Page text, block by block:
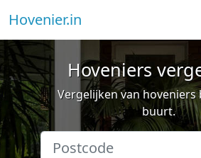
Hovenier.in
Hoveniers
Vergelijken van hoveniers
buurt.